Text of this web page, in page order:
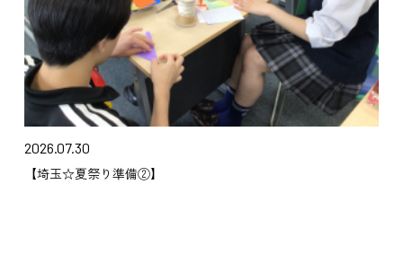
2026.07.30
【埼玉☆夏祭り準備②】